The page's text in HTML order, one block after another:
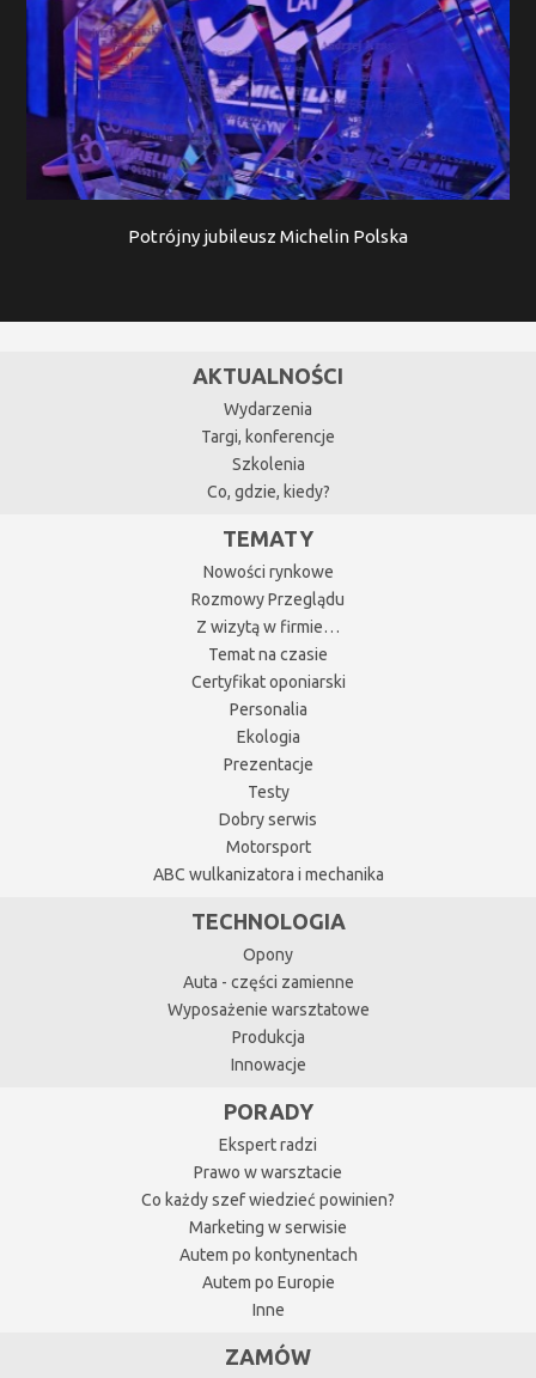
Potrójny jubileusz Michelin Polska
AKTUALNOŚCI
Wydarzenia
Targi, konferencje
Szkolenia
Co, gdzie, kiedy?
TEMATY
Nowości rynkowe
Rozmowy Przeglądu
Z wizytą w firmie…
Temat na czasie
Certyfikat oponiarski
Personalia
Ekologia
Prezentacje
Testy
Dobry serwis
Motorsport
ABC wulkanizatora i mechanika
TECHNOLOGIA
Opony
Auta - części zamienne
Wyposażenie warsztatowe
Produkcja
Innowacje
PORADY
Ekspert radzi
Prawo w warsztacie
Co każdy szef wiedzieć powinien?
Marketing w serwisie
Autem po kontynentach
Autem po Europie
Inne
ZAMÓW